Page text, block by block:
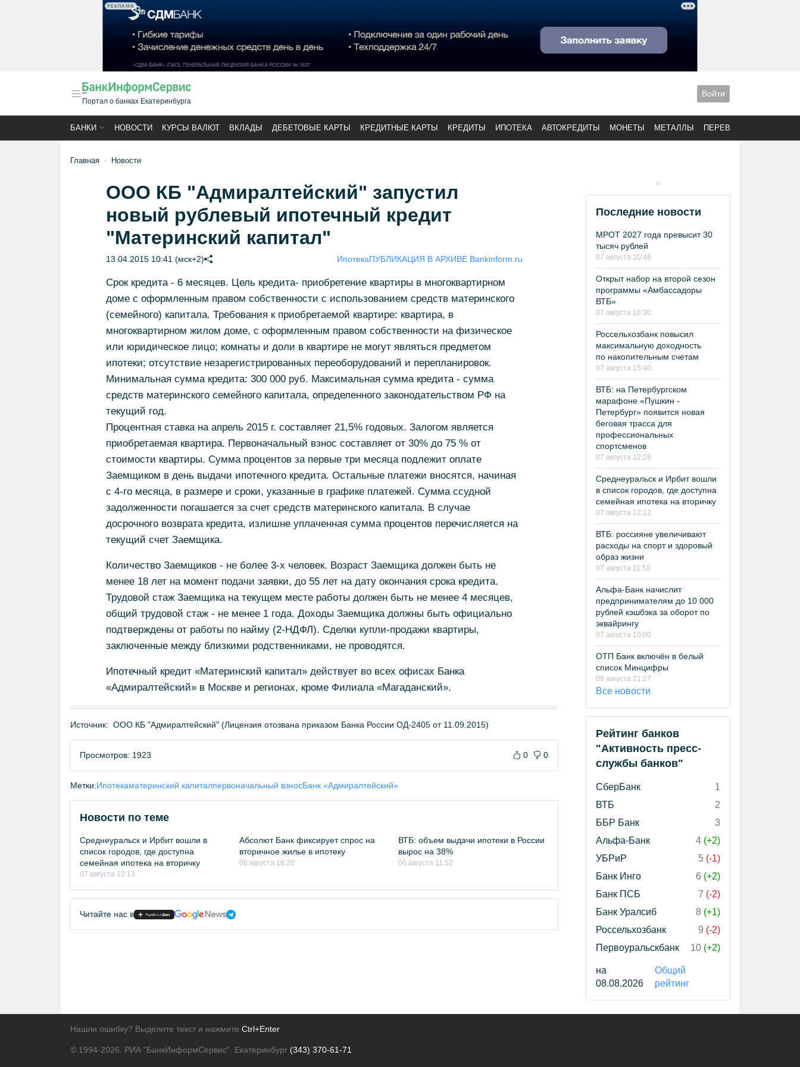
РЕКЛАМА
Портал о банках Екатеринбурга
Войти
БАНКИ НОВОСТИ КУРСЫ ВАЛЮТ ВКЛАДЫ ДЕБЕТОВЫЕ КАРТЫ КРЕДИТНЫЕ КАРТЫ КРЕДИТЫ ИПОТЕКА АВТОКРЕДИТЫ МОНЕТЫ МЕТАЛЛЫ ПЕРЕВОДЫ
Главная Новости
ООО КБ "Адмиралтейский" запустил
новый рублевый ипотечный кредит
"Материнский капитал"
13.04.2015 10:41 (мск+2) ИпотекаПУБЛИКАЦИЯ В АРХИВЕ Bankinform.ru
Срок кредита - 6 месяцев. Цель кредита- приобретение квартиры в многоквартирном
доме c оформленным правом собственности с использованием средств материнского
(семейного) капитала. Требования к приобретаемой квартире: квартира, в
многоквартирном жилом доме, с оформленным правом собственности на физическое
или юридическое лицо; комнаты и доли в квартире не могут являться предметом
ипотеки; отсутствие незарегистрированных переоборудований и перепланировок.
Минимальная сумма кредита: 300 000 руб. Максимальная сумма кредита - сумма
средств материнского семейного капитала, определенного законодательством РФ на
текущий год.
Процентная ставка на апрель 2015 г. составляет 21,5% годовых. Залогом является
приобретаемая квартира. Первоначальный взнос составляет от 30% до 75 % от
стоимости квартиры. Сумма процентов за первые три месяца подлежит оплате
Заемщиком в день выдачи ипотечного кредита. Остальные платежи вносятся, начиная
с 4-го месяца, в размере и сроки, указанные в графике платежей. Сумма ссудной
задолженности погашается за счет средств материнского капитала. В случае
досрочного возврата кредита, излишне уплаченная сумма процентов перечисляется на
текущий счет Заемщика.
Количество Заемщиков - не более 3-х человек. Возраст Заемщика должен быть не
менее 18 лет на момент подачи заявки, до 55 лет на дату окончания срока кредита.
Трудовой стаж Заемщика на текущем месте работы должен быть не менее 4 месяцев,
общий трудовой стаж - не менее 1 года. Доходы Заемщика должны быть официально
подтверждены от работы по найму (2-НДФЛ). Сделки купли-продажи квартиры,
заключенные между близкими родственниками, не проводятся.
Ипотечный кредит «Материнский капитал» действует во всех офисах Банка
«Адмиралтейский» в Москве и регионах, кроме Филиала «Магаданский».
Источник: ООО КБ "Адмиралтейский" (Лицензия отозвана приказом Банка России ОД-2405 от 11.09.2015)
Просмотров: 1923 0 0
Метки:Ипотекаматеринский капиталпервоначальный взносБанк «Адмиралтейский»
Новости по теме
Среднеуральск и Ирбит вошли в
список городов, где доступна
семейная ипотека на вторичку
07 августа 12:13
Абсолют Банк фиксирует спрос на
вторичное жилье в ипотеку
06 августа 16:20
ВТБ: объем выдачи ипотеки в России
вырос на 38%
06 августа 11:52
Читайте нас в
Последние новости
МРОТ 2027 года превысит 30
тысяч рублей
07 августа 20:46
Открыт набор на второй сезон
программы «Амбассадоры
ВТБ»
07 августа 16:30
Россельхозбанк повысил
максимальную доходность
по накопительным счетам
07 августа 15:40
ВТБ: на Петербургском
марафоне «Пушкин -
Петербург» появится новая
беговая трасса для
профессиональных
спортсменов
07 августа 12:28
Среднеуральск и Ирбит вошли
в список городов, где доступна
семейная ипотека на вторичку
07 августа 12:13
ВТБ: россияне увеличивают
расходы на спорт и здоровый
образ жизни
07 августа 11:50
Альфа-Банк начислит
предпринимателям до 10 000
рублей кэшбэка за оборот по
эквайрингу
07 августа 10:00
ОТП Банк включён в белый
список Минцифры
06 августа 21:27
Все новости
Рейтинг банков
"Активность пресс-
службы банков"
СберБанк
1
ВТБ
2
ББР Банк
3
Альфа-Банк
4 (+2)
УБРиР
5 (-1)
Банк Инго
6 (+2)
Банк ПСБ
7 (-2)
Банк Уралсиб
8 (+1)
Россельхозбанк
9 (-2)
Первоуральскбанк
10 (+2)
на
08.08.2026
Общий
рейтинг
Нашли ошибку? Выделите текст и нажмите Ctrl+Enter
© 1994-2026. РИА "БанкИнформСервис". Екатеринбург (343) 370-61-71